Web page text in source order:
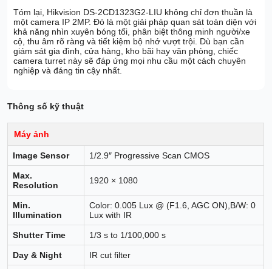
Tóm lại, Hikvision DS-2CD1323G2-LIU không chỉ đơn thuần là
một camera IP 2MP. Đó là một giải pháp quan sát toàn diện với
khả năng nhìn xuyên bóng tối, phân biệt thông minh người/xe
cộ, thu âm rõ ràng và tiết kiệm bộ nhớ vượt trội. Dù bạn cần
giám sát gia đình, cửa hàng, kho bãi hay văn phòng, chiếc
camera turret này sẽ đáp ứng mọi nhu cầu một cách chuyên
nghiệp và đáng tin cậy nhất.
Thông số kỹ thuật
Máy ảnh
Image Sensor 1/2.9″ Progressive Scan CMOS
Max.
Resolution
1920 × 1080
Min.
Illumination
Color: 0.005 Lux @ (F1.6, AGC ON),B/W: 0
Lux with IR
Shutter Time 1/3 s to 1/100,000 s
Day & Night IR cut filter